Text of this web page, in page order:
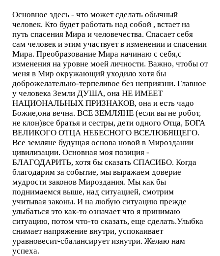
Основное здесь - что может сделать обычный
человек. Кто будет работать над собой , встает на
путь спасения Мира и человечества. Спасает себя
сам человек и этим участвует в изменении и спасении
Мира. Преобразование Мира начинаю с себя,с
изменения на уровне моей личности. Важно, чтобы от
меня в Мир окружающий уходило хотя бы
доброжелательно-терпеливое без неприязни. Главное
у человека Земли ДУША, она НЕ ИМЕЕТ
НАЦИОНАЛЬНЫХ ПРИЗНАКОВ, она и есть чадо
Божие,она вечна. ВСЕ ЗЕМЛЯНЕ (если вы не робот,
не клон)все братья и сестры, дети одного Отца, БОГА
ВЕЛИКОГО ОТЦА НЕБЕСНОГО ВСЕЛЮБЯЩЕГО.
Все земляне будущая основа новой в Мироздании
цивилизации. Основная моя позиция -
БЛАГОДАРИТЬ, хотя бы сказать СПАСИБО. Когда
благодарим за событие, мы выражаем доверие
мудрости законов Мироздания. Мы как бы
поднимаемся выше, над ситуацией, смотрим
учитывая законы. И на любую ситуацию прежде
улыбаться это как-то означает что я принимаю
ситуацию, потом что-то сказать, еще сделать.Улыбка
снимает напряжение внутри, успокаивает
уравновесит-сбалансирует изнутри. Желаю нам
успеха.